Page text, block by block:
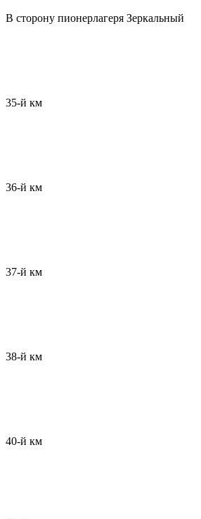
В сторону пионерлагеря Зеркальный
35-й км
36-й км
37-й км
38-й км
40-й км